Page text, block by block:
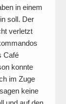
in einem
soll. Der
verletzt
Café
konnte
im Zuge
keine